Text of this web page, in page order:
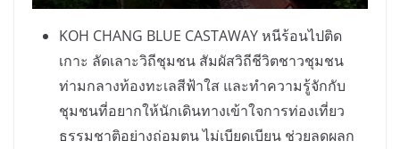
KOH CHANG BLUE CASTAWAY หนีร้อนไปติด
เกาะ ลัดเลาะวิถีชุมชน สัมผัสวิถีชีวิตชาวชุมชน
ท่ามกลางท้องทะเลสีฟ้าใส และทำความรู้จักกับ
ชุมชนที่อยากให้นักเดินทางเข้าใจการท่องเที่ยว
ธรรมชาติอย่างถ่อมตน ไม่เบียดเบียน ช่วยลดผลก